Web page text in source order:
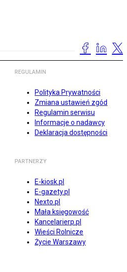
REGULAMIN
Polityka Prywatności
Zmiana ustawień zgód
Regulamin serwisu
Informacje o nadawcy
Deklaracja dostępności
PARTNERZY
E-kiosk.pl
E-gazety.pl
Nexto.pl
Mała księgowość
Kancelarierp.pl
Wieści Rolnicze
Życie Warszawy